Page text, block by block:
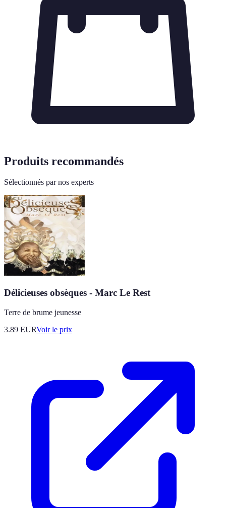
Produits recommandés
Sélectionnés par nos experts
Délicieuses obsèques - Marc Le Rest
Terre de brume jeunesse
3.89 EURVoir le prix